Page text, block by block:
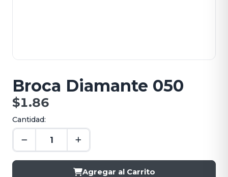
Broca Diamante 050
$1.86
Cantidad:
Agregar al Carrito